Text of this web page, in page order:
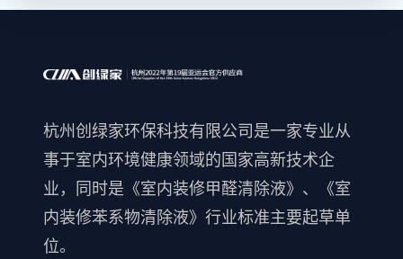
杭州创绿家环保科技有限公司是一家专业从
事于室内环境健康领域的国家高新技术企
业，同时是《室内装修甲醛清除液》、《室
内装修苯系物清除液》行业标准主要起草单
位。